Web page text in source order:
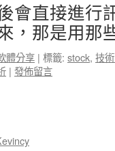
會直接進行
，那是用
體分享 | 標籤: stock, 技
| 發佈留言